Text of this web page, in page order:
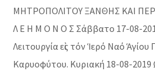
ΜΗΤΡΟΠΟΛΙΤΟΥ ΞΑΝΘΗΣ ΚΑΙ
Λ Ε Η Μ Ο Ν Ο Σ Σάββατο 17-08-
Λειτουργία εἰς τόν Ἱερό Ναό
Καρυοφύτου. Κυριακή 18-08-2019